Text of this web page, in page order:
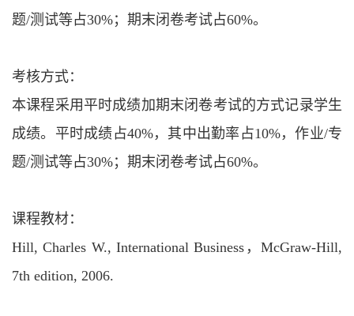
题/测试等占30%；期末闭卷考试占60%。
考核方式：
本课程采用平时成绩加期末闭卷考试的方式记录学生
成绩。平时成绩占40%，其中出勤率占10%，作业/专
题/测试等占30%；期末闭卷考试占60%。
课程教材：
Hill, Charles W., International Business，McGraw-Hill,
7th edition, 2006.